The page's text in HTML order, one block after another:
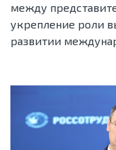
между
укрепление роли
развитии